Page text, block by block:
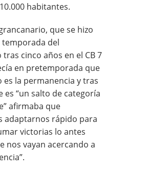
habitantes.
que se hizo
temporada del
tras cinco años en el CB 7
en pretemporada que
es la permanencia y tras
es “un salto de categoría
afirmaba que
adaptarnos rápido para
victorias lo antes
nos vayan acercando a